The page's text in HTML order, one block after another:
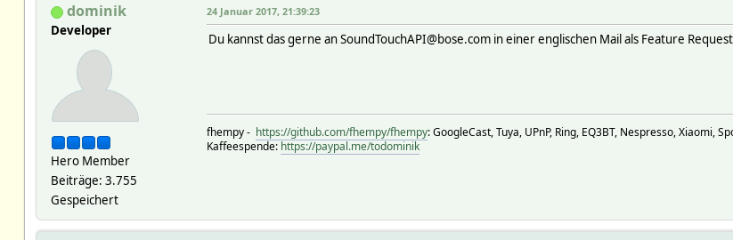
dominik
Developer
Hero Member
Beiträge: 3.755
Gespeichert
24 Januar 2017, 21:39:23
Du kannst das gerne an SoundTouchAPI@bose.com in einer englischen Mail als Feature
fhempy - https://github.com/fhempy/fhempy: GoogleCast, Tuya, UPnP, Ring, EQ3BT, Nespresso, Xiaomi,
Kaffeespende: https://paypal.me/todominik